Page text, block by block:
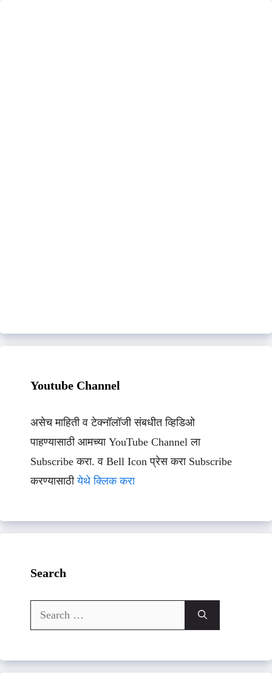
Youtube Channel
असेच माहिती व टेक्नॉलॉजी संबधीत व्हिडिओ
पाहण्यासाठी आमच्या YouTube Channel ला
Subscribe करा. व Bell Icon प्रेस करा Subscribe
करण्यासाठीयेथे क्लिक करा
Search
Search
for: